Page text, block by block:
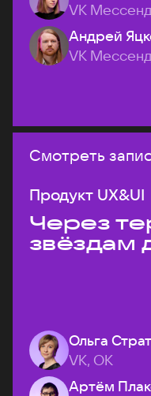
VK
Андрей
VK
Смотреть
Продукт UX&UI
Через
звёздам
Ольга
VK, ОК
Артём